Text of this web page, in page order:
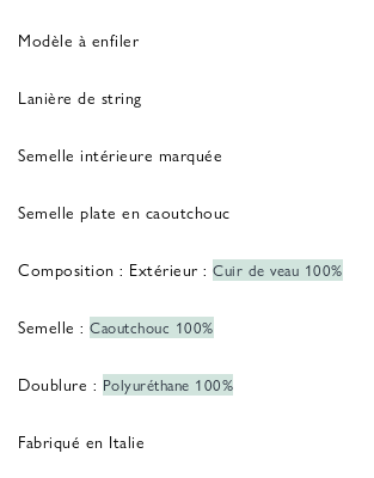
Modèle à enfiler
Lanière de string
Semelle intérieure marquée
Semelle plate en caoutchouc
Composition : Extérieur : Cuir de veau 100%
Semelle : Caoutchouc 100%
Doublure : Polyuréthane 100%
Fabriqué en Italie